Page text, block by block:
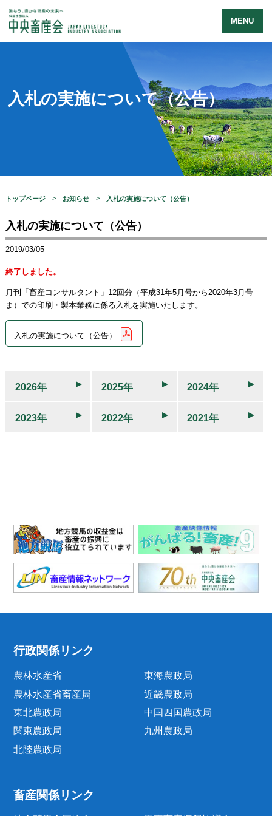
MENU
入札の実施について（公告）
トップページ お知らせ 入札の実施について（公告）
入札の実施について（公告）
2019/03/05
終了しました。
月刊「畜産コンサルタント」12回分（平成31年5月号から2020年3月号
ま）での印刷・製本業務に係る入札を実施いたします。
入札の実施について（公告）
2026年 2025年 2024年
2023年 2022年 2021年
行政関係リンク
農林水産省
農林水産省畜産局
東北農政局
関東農政局
北陸農政局
東海農政局
近畿農政局
中国四国農政局
九州農政局
畜産関係リンク